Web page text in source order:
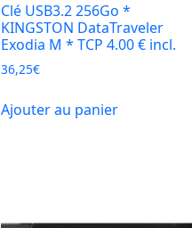
Clé USB3.2 256Go *
KINGSTON DataTraveler
Exodia M * TCP 4.00 € incl.
36,25€
Ajouter au panier